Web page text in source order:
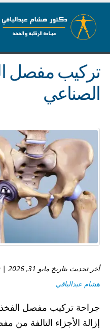
تركيب مفصل
الصناعي
أخر تحديث بتاريخ مايو 31, 2026 | تمت المراجعة الطبية بواسطة:
هشام عبدالباقي
جراحة تركيب مفصل الفخذ
إزالة الأجزاء التالفة من